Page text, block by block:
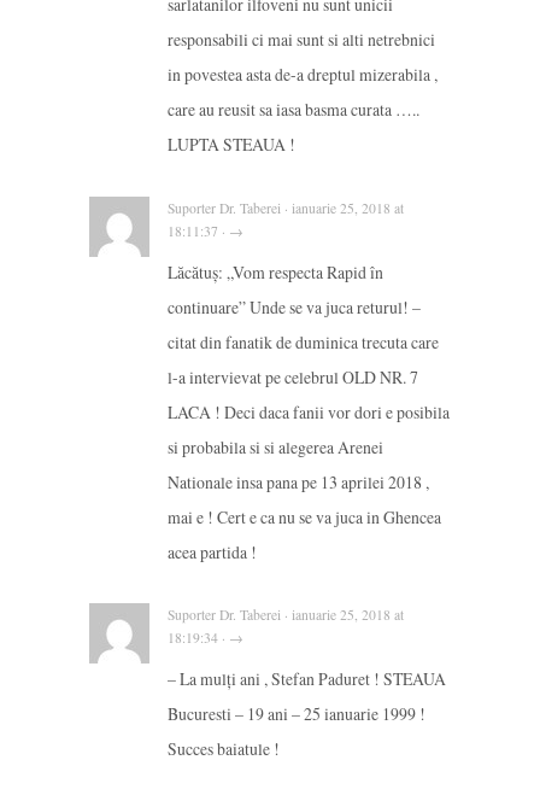
responsabili ci mai sunt si alti netrebnici
in povestea asta de-a dreptul mizerabila ,
care au reusit sa iasa basma curata …..
LUPTA STEAUA !
Suporter Dr. Taberei · ianuarie 25, 2018 at
18:11:37 · →
Lăcătuş: „Vom respecta Rapid în
continuare” Unde se va juca returul! –
citat din fanatik de duminica trecuta care
l-a intervievat pe celebrul OLD NR. 7
LACA ! Deci daca fanii vor dori e posibila
si probabila si si alegerea Arenei
Nationale insa pana pe 13 aprilei 2018 ,
mai e ! Cert e ca nu se va juca in Ghencea
acea partida !
Suporter Dr. Taberei · ianuarie 25, 2018 at
18:19:34 · →
– La mulți ani , Stefan Paduret ! STEAUA
Bucuresti – 19 ani – 25 ianuarie 1999 !
Succes baiatule !